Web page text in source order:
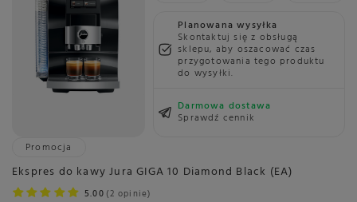
Planowana wysyłka
Skontaktuj się z obsługą
sklepu, aby oszacować czas
przygotowania tego produktu
do wysyłki.
Darmowa dostawa
Sprawdź cennik
Promocja
Ekspres do kawy Jura GIGA 10 Diamond Black (EA)
5.00 2 opinie